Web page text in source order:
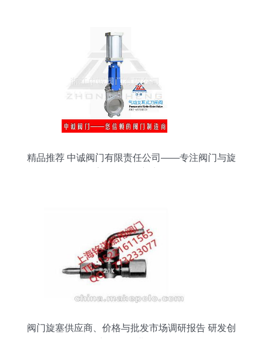
精品推荐 中诚阀门有限责任公司——专注阀门与旋
阀门旋塞供应商、价格与批发市场调研报告 研发创